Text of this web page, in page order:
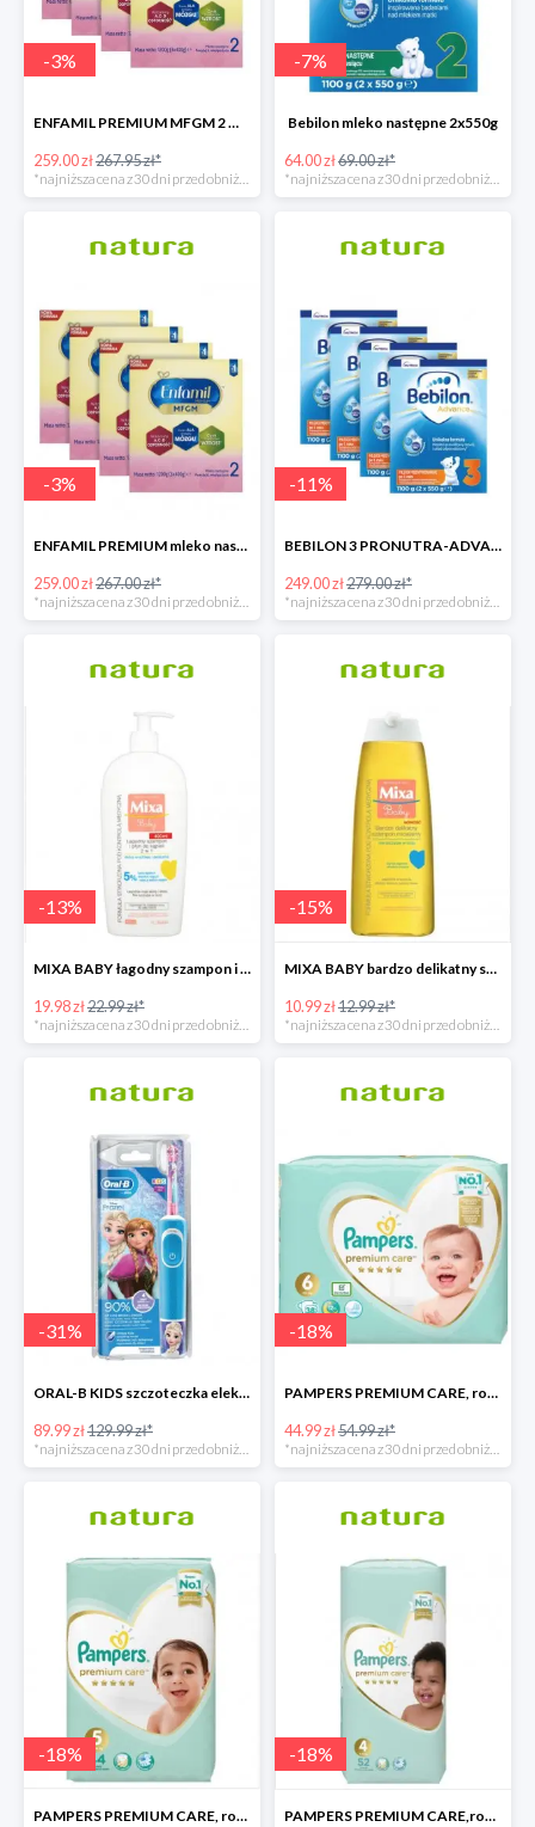
-3%
ENFAMIL PREMIUM MFGM 2 MLEKO NASTĘPNE POWYŻEJ 6. MIESIĄCA ŻYCIA
259.00 zł267.95 zł*
-7%
Bebilon mleko następne 2x550g
64.00 zł69.00 zł*
-3%
ENFAMIL PREMIUM mleko następne 4x1200 G
259.00 zł267.00 zł*
-11%
BEBILON 3 PRONUTRA-ADVANCE mleko modyfikowane 4x1100g
249.00 zł279.00 zł*
-13%
MIXA BABY łagodny szampon i płyn do kąpieli 2w1
19.98 zł22.99 zł*
*najniższa cena z 30 dni przed obniżką
-15%
MIXA BABY bardzo delikatny szampon micelarny
10.99 zł12.99 zł*
*najniższa cena z 30 dni przed obniżką
-31%
ORAL-B KIDS szczoteczka elektryczna
89.99 zł129.99 zł*
-18%
PAMPERS PREMIUM CARE, rozmiar 6, 38 pieluszki, 13kg+
44.99 zł54.99 zł*
-18%
PAMPERS PREMIUM CARE, rozmiar 5, 44 pieluszki, 11kg-16kg
-18%
PAMPERS PREMIUM CARE,rozmiar 4, 52 pieluszki 9kg-14kg